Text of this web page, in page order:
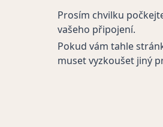
Prosím chvilku
vašeho připojení.
Pokud vám tahle
muset vyzkoušet jiný